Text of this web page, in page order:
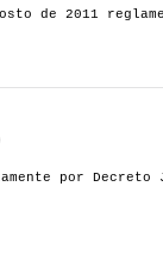
de 2011
por Decreto